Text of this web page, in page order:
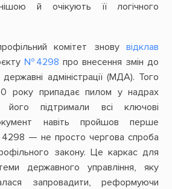
й очікують її логічного
комітет зновувідклав
№4298 про внесення змін до
адміністрації (МДА). Того
року припадає пилом у надрах
його підтримали всі ключові
навіть пройшов перше
— не просто чергова спроба
закону. Це каркас для
державного управління, яку
запровадити, реформуючи